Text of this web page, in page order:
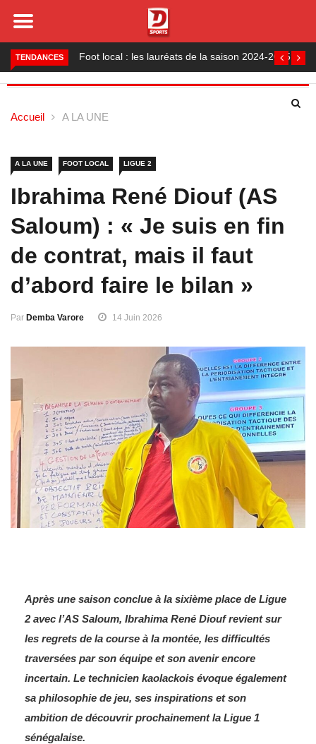
TENDANCES Foot local : les lauréats de la saison 2024-2025
Accueil A LA UNE
A LA UNE FOOT LOCAL LIGUE 2
Ibrahima René Diouf (AS
Saloum) : « Je suis en fin
de contrat, mais il faut
d’abord faire le bilan »
Par Demba Varore 14 Juin 2026
Après une saison conclue à la sixième place de Ligue
2 avec l’AS Saloum, Ibrahima René Diouf revient sur
les regrets de la course à la montée, les difficultés
traversées par son équipe et son avenir encore
incertain. Le technicien kaolackois évoque également
sa philosophie de jeu, ses inspirations et son
ambition de découvrir prochainement la Ligue 1
sénégalaise.